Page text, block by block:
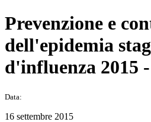
Prevenzione e
dell'epidemia
d'influenza 2015
Data:
16 settembre 2015